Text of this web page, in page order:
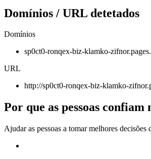
Domínios / URL detetados
Domínios
sp0ct0-ronqex-biz-klamko-
URL
http://sp0ct0-ronqex-biz-klamko-
Por que as pessoas
Ajudar as pessoas a tomar melhores decisões